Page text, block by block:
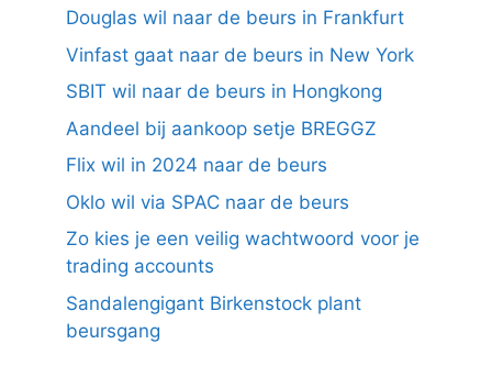
Douglas wil naar de beurs in Frankfurt
Vinfast gaat naar de beurs in New York
SBIT wil naar de beurs in Hongkong
Aandeel bij aankoop setje BREGGZ
Flix wil in 2024 naar de beurs
Oklo wil via SPAC naar de beurs
Zo kies je een veilig wachtwoord voor je
trading accounts
Sandalengigant Birkenstock plant
beursgang